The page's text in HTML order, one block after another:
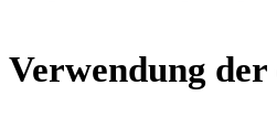
Verwendung